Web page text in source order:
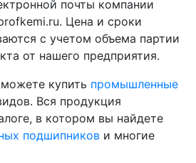
почты компании
Цена и сроки
с учетом объема партии
от нашего предприятия.
купить промышленные
Вся продукция
в котором вы найдете
подшипников и многие